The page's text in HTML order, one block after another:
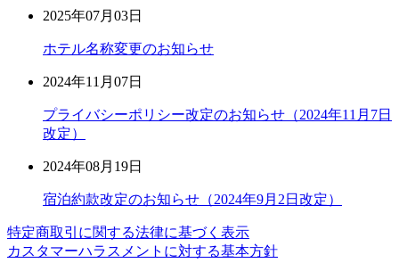
2025年07月03日
ホテル名称変更のお知らせ
2024年11月07日
プライバシーポリシー改定のお知らせ（2024年11月7日
改定）
2024年08月19日
宿泊約款改定のお知らせ（2024年9月2日改定）
特定商取引に関する法律に基づく表示
カスタマーハラスメントに対する基本方針